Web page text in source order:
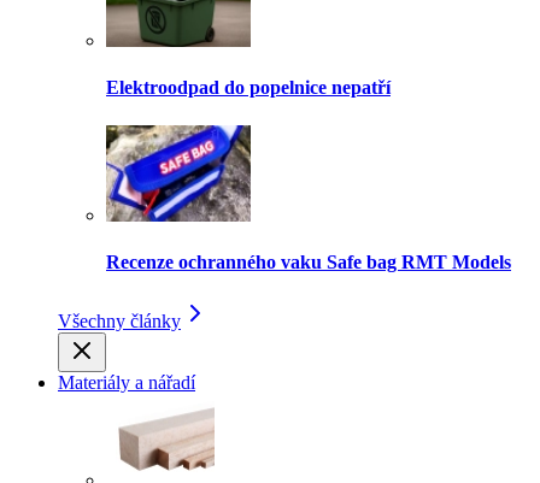
Elektroodpad do popelnice nepatří
Recenze ochranného vaku Safe bag RMT Models
Všechny články
Materiály a nářadí